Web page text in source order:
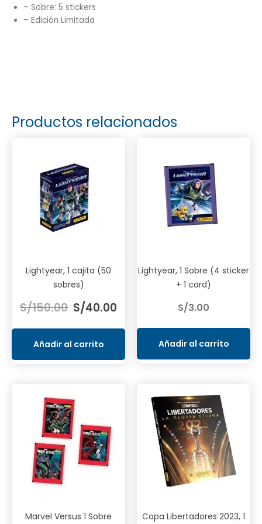
– Sobre: 5 stickers
– Edición Limitada
Productos relacionados
Lightyear, 1 cajita (50
sobres)
S/150.00 precio
original
era:
S/150.00.
S/40.00
actual
S/40.00.
Añadir al carrito
Lightyear, 1 Sobre (4 sticker
+ 1 card)
S/3.00
Añadir al carrito
Marvel Versus 1 Sobre
Copa Libertadores 2023, 1